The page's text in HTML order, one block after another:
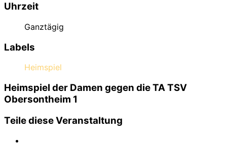
Uhrzeit
Ganztägig
Labels
Heimspiel
Heimspiel der Damen gegen die TA TSV
Obersontheim 1
Teile diese Veranstaltung